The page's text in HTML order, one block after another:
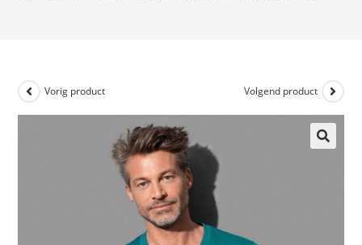
Vorig product Volgend product